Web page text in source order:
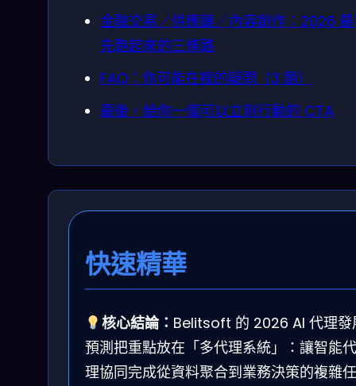
金融交易／供應鏈／內容創作：2026
先跑起來的三條路
FAQ：你可能在搜的疑問（3 題）
最後，給你一個可以立刻行動的 CTA
快速精華
核心結論： Belitsoft 的 2026 AI 代理發
預測把重點放在「多代理系統」：讓智能代
理協同完成從資料聚合到業務決策的複雜任